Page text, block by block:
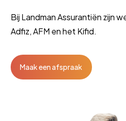
Bij Landman Assurantiën zijn
Adfiz, AFM en het Kifid.
Maak een afspraak